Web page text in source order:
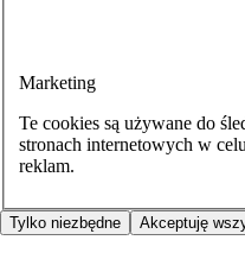
Marketing
Te cookies są używane do
stronach internetowych w
reklam.
Tylko niezbędne Akceptuję